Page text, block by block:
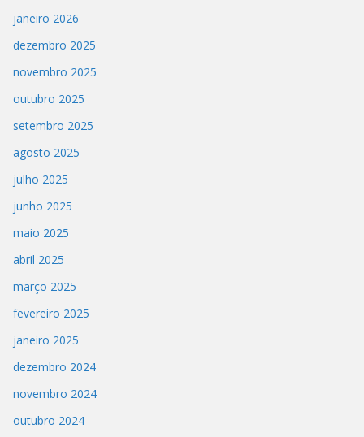
janeiro 2026
dezembro 2025
novembro 2025
outubro 2025
setembro 2025
agosto 2025
julho 2025
junho 2025
maio 2025
abril 2025
março 2025
fevereiro 2025
janeiro 2025
dezembro 2024
novembro 2024
outubro 2024